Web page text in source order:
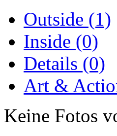
Outside (1)
Inside (0)
Details (0)
Art &
Keine Fotos